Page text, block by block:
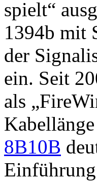
spielt“
1394b mit
der
ein. Seit
als
8B10B